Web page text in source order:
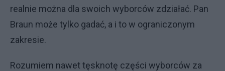
realnie można dla swoich wyborców zdziałać. Pan
Braun może tylko gadać, a i to w ograniczonym
zakresie.
Rozumiem nawet tęsknotę części wyborców za